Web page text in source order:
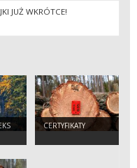
JUŻ WKRÓTCE!
CERTYFIKATY